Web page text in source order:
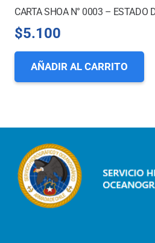
$5.100
AÑADIR AL CARRITO